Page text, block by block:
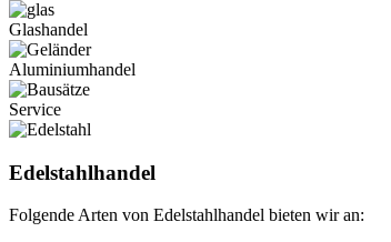
Glashandel
Aluminiumhandel
Service
Edelstahlhandel
Folgende Arten von Edelstahlhandel bieten wir an: